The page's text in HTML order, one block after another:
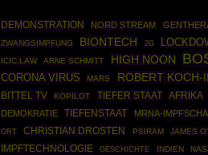
DEMONSTRATION NORD STREAM
ZWANGSIMPFUNG BIONTECH 2G
ICIC.LAW
ARNE SCHMITT HIGH NOON
CORONA VIRUS MARS ROBERT KOCH-
BITTEL TV KOPILOT TIEFER STAAT AFRIKA
DEMOKRATIE
TIEFENSTAAT MRNA-
ORT CHRISTIAN DROSTEN PSIRAM JAMES
IMPFTECHNOLOGIE
GESCHICHTE INDIEN